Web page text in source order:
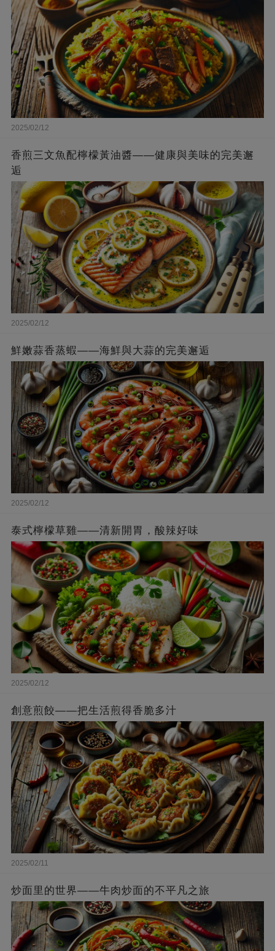
2025/02/12
香煎三文魚配檸檬黃油醬——健康與美味的完美邂
逅
2025/02/12
鮮嫩蒜香蒸蝦——海鮮與大蒜的完美邂逅
2025/02/12
泰式檸檬草雞——清新開胃，酸辣好味
2025/02/12
創意煎餃——把生活煎得香脆多汁
2025/02/11
炒面里的世界——牛肉炒面的不平凡之旅